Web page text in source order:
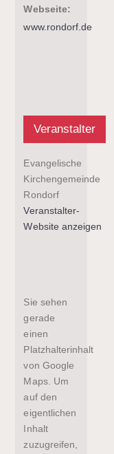
Webseite:
www.rondorf.de
Veranstalter
Evangelische
Kirchengemeinde
Rondorf
Veranstalter-
Website anzeigen
Sie sehen
gerade
einen
Platzhalterinhalt
von Google
Maps. Um
auf den
eigentlichen
Inhalt
zuzugreifen,